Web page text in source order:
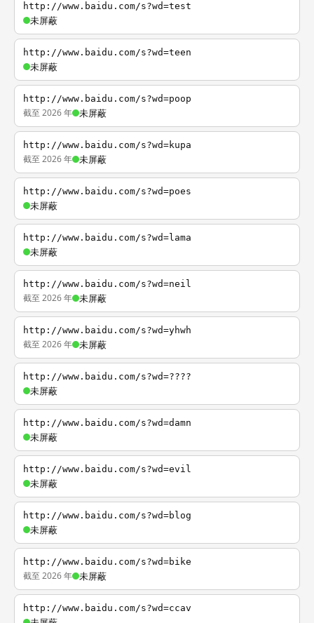
http://www.baidu.com/s?wd=test
未屏蔽
http://www.baidu.com/s?wd=teen
未屏蔽
http://www.baidu.com/s?wd=poop
截至 2026 年 未屏蔽
http://www.baidu.com/s?wd=kupa
截至 2026 年 未屏蔽
http://www.baidu.com/s?wd=poes
未屏蔽
http://www.baidu.com/s?wd=lama
未屏蔽
http://www.baidu.com/s?wd=neil
截至 2026 年 未屏蔽
http://www.baidu.com/s?wd=yhwh
截至 2026 年 未屏蔽
http://www.baidu.com/s?wd=????
未屏蔽
http://www.baidu.com/s?wd=damn
未屏蔽
http://www.baidu.com/s?wd=evil
未屏蔽
http://www.baidu.com/s?wd=blog
未屏蔽
http://www.baidu.com/s?wd=bike
截至 2026 年 未屏蔽
http://www.baidu.com/s?wd=ccav